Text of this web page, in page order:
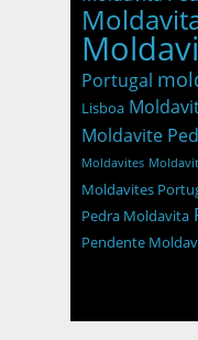
Portugal
Lisboa
Moldavite
Moldavites
Moldavites
Pedra Moldavita
Pendente